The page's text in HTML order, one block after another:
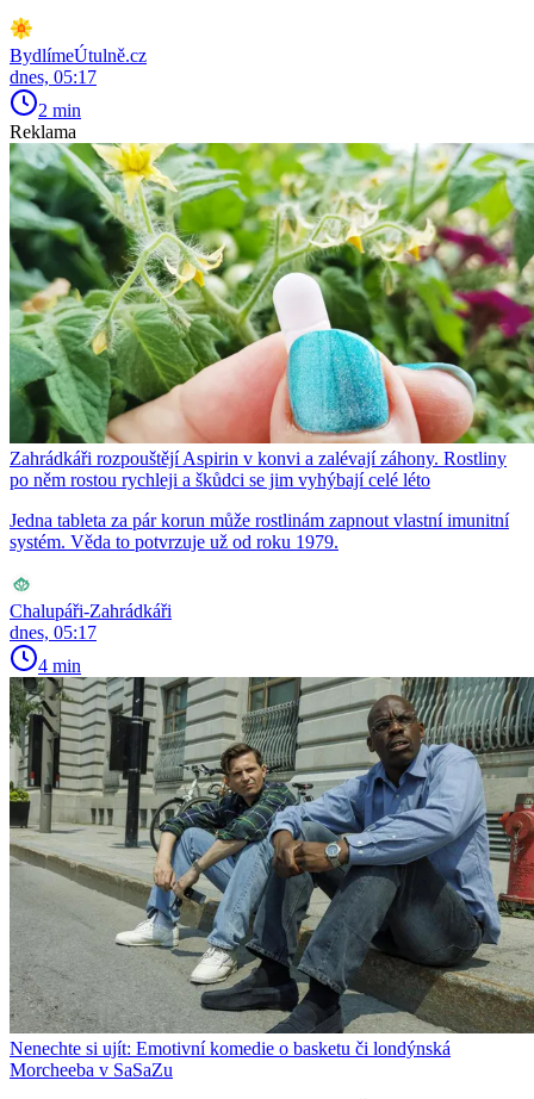
BydlímeÚtulně.cz
dnes, 05:17
2 min
Reklama
Zahrádkáři rozpouštějí Aspirin v konvi a zalévají záhony. Rostliny
po něm rostou rychleji a škůdci se jim vyhýbají celé léto
Jedna tableta za pár korun může rostlinám zapnout vlastní imunitní
systém. Věda to potvrzuje už od roku 1979.
Chalupáři-Zahrádkáři
dnes, 05:17
4 min
Nenechte si ujít: Emotivní komedie o basketu či londýnská
Morcheeba v SaSaZu